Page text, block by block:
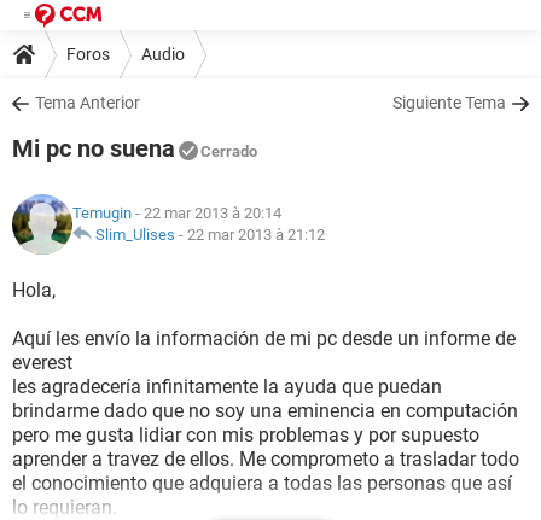
Foros Audio
Tema Anterior Siguiente Tema
Mi pc no suena Cerrado
Temugin - 22 mar 2013 à 20:14
Slim_Ulises - 22 mar 2013 à 21:12
Hola,
Aquí les envío la información de mi pc desde un informe de
everest
les agradecería infinitamente la ayuda que puedan
brindarme dado que no soy una eminencia en computación
pero me gusta lidiar con mis problemas y por supuesto
aprender a travez de ellos. Me comprometo a trasladar todo
el conocimiento que adquiera a todas las personas que así
lo requieran.